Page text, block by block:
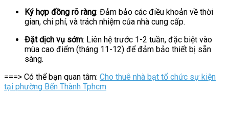
Ký hợp đồng rõ ràng: Đảm bảo các điều khoản về thời
gian, chi phí, và trách nhiệm của nhà cung cấp.
Đặt dịch vụ sớm: Liên hệ trước 1-2 tuần, đặc biệt vào
mùa cao điểm (tháng 11-12) để đảm bảo thiết bị sẵn
sàng.
===> Có thể bạn quan tâm: Cho thuê nhà bạt tổ chức sự kiện
tại phường Bến Thành Tphcm